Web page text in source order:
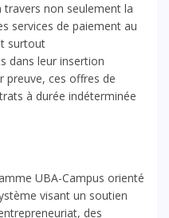
travers non seulement la
services de paiement au
surtout
dans leur insertion
preuve, ces offres de
à durée indéterminée
UBA-Campus orienté
visant un soutien
des